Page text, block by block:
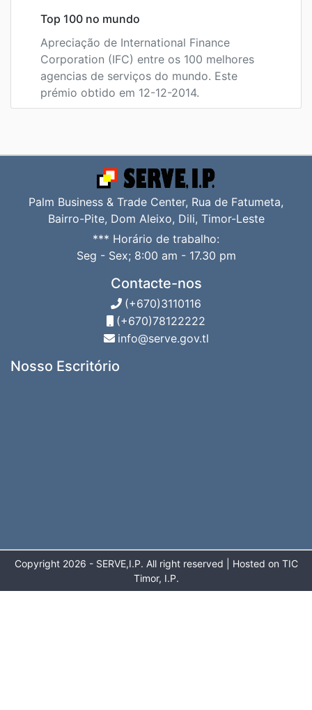
Top 100 no mundo
Apreciação de International Finance
Corporation (IFC) entre os 100 melhores
agencias de serviços do mundo. Este
prémio obtido em 12-12-2014.
Palm Business & Trade Center, Rua de Fatumeta,
Bairro-Pite, Dom Aleixo, Dili, Timor-Leste
*** Horário de trabalho:
Seg - Sex; 8:00 am - 17.30 pm
Contacte-nos
(+670)3110116
(+670)78122222
info@serve.gov.tl
Nosso Escritório
Copyright 2026 - SERVE,I.P. All right reserved | Hosted on TIC
Timor, I.P.